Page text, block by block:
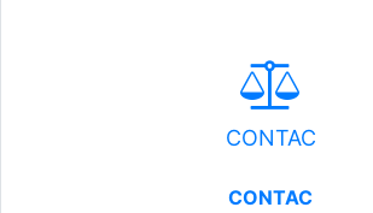
CONTAC
CONTAC